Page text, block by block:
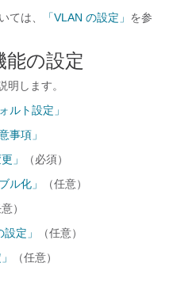
ては、
「VLAN の設定」 を参
能の設定
明します。
ルト設定」
事項」
」
（必須）
ル化」
（任意）
）
定」
（任意）
（任意）